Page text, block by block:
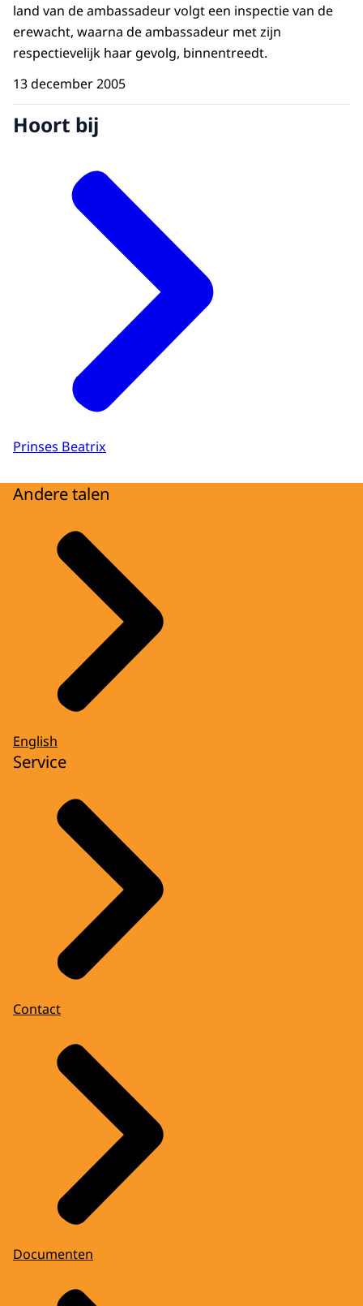
land van de ambassadeur volgt een inspectie van de
erewacht, waarna de ambassadeur met zijn
respectievelijk haar gevolg, binnentreedt.
13 december 2005
Hoort bij
Prinses Beatrix
Andere talen
English
Service
Contact
Documenten